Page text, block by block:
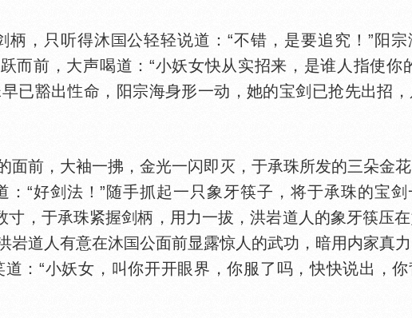
，只听得沐
公轻轻说道：“不错，是要追究！”阳
而前，大声喝道：“小妖女快从实招来，是谁人指使你
已豁出
命，阳宗海身形一动，她的宝剑已抢先出招
前，大袖一拂，金光一闪即灭，于承珠所发的三朵金
“好剑法！”随手抓起一只象牙筷子，将于承珠的宝
寸，于承珠紧握剑柄，用力一拔，洪岩道人的象牙筷压在
岩道人有意在沐
公面前显露惊人的武功，暗用内家真
：“小妖女，叫你开开眼界，你服了吗，快快说出，